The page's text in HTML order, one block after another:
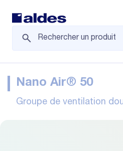
Nano Air® 50
Groupe de ventilation